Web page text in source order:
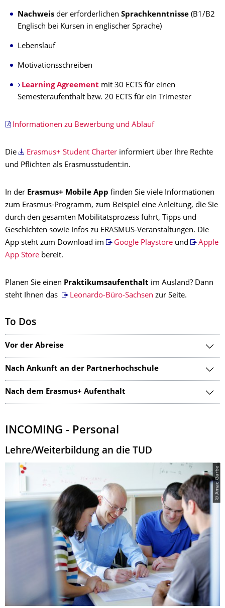
Nachweis der erforderlichen Sprachkenntnisse (B1/B2
Englisch bei Kursen in englischer Sprache)
Lebenslauf
Motivationsschreiben
Learning Agreement mit 30 ECTS für einen
Semesteraufenthalt bzw. 20 ECTS für ein Trimester
Informationen zu Bewerbung und Ablauf
Die Erasmus+ Student Charterinformiert über Ihre Rechte
und Pflichten als Erasmusstudent:in.
In der Erasmus+ Mobile App finden Sie viele Informationen
zum Erasmus-Programm, zum Beispiel eine Anleitung, die Sie
durch den gesamten Mobilitätsprozess führt, Tipps und
Geschichten sowie Infos zu ERASMUS-Veranstaltungen. Die
App steht zum Download im
Google Playstore und
Apple
App Store bereit.
Planen Sie einen Praktikumsaufenthalt im Ausland? Dann
steht Ihnen das
Leonardo-Büro-Sachsen zur Seite.
To Dos
Vor der Abreise
Nach Ankunft an der Partnerhochschule
Nach dem Erasmus+ Aufenthalt
INCOMING - Personal
Lehre/Weiterbildung an die TUD
© Amac Garbe